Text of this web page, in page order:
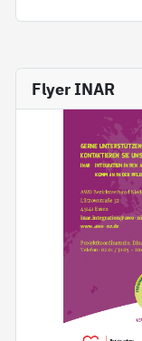
Flyer INAR